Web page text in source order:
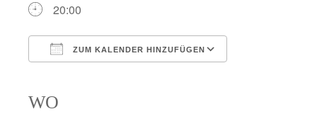
20:00
ZUM KALENDER HINZUFÜGEN
WO